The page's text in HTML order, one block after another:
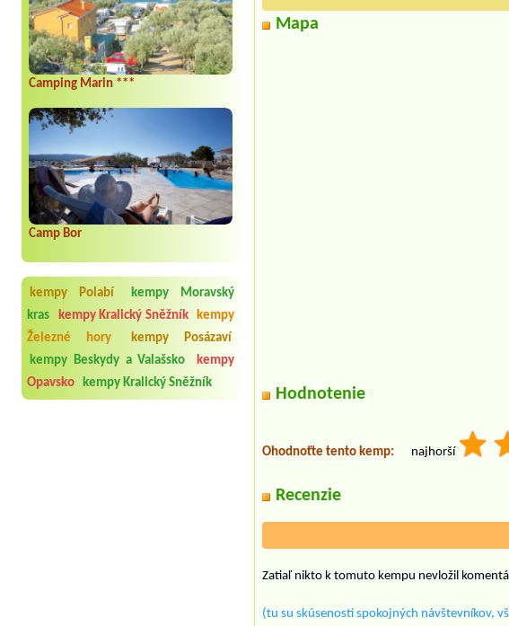
Camping Marin ***
Camp Bor
kempy Polabí
kempy Moravský
kras
kempy Kralický Sněžník
kempy
Železné hory
kempy Posázaví
kempy Beskydy a Valašsko
kempy
Opavsko kempy Kralický Sněžník
Mapa
Hodnotenie
Ohodnoťte tento kemp: najhorší
Recenzie
Zatiaľ nikto k tomuto kempu nevložil
(tu su skúsenosti spokojných návštevníkov,